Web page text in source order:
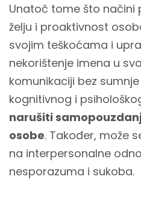
Unatoč tome što načini
želju i proaktivnost
svojim teškoćama i
nekorištenje imena u
komunikaciji bez
kognitivnog i
narušiti
osobe. Također, može
na interpersonalne
nesporazuma i sukoba.